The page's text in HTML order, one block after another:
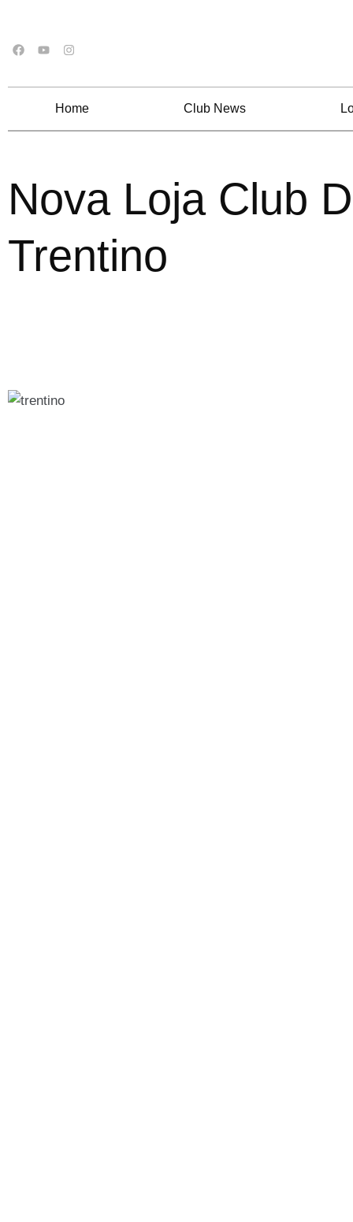
Home Club News
Nova Loja Club
Trentino